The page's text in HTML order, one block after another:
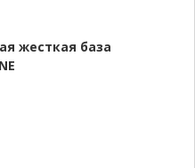
жесткая база